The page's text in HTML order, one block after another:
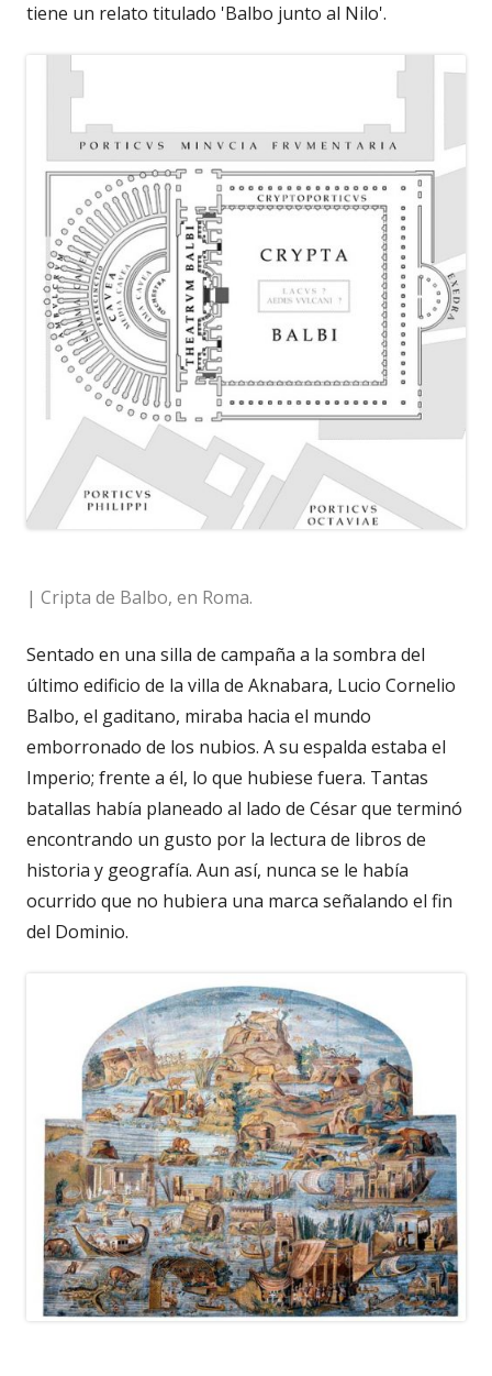
tiene un relato titulado 'Balbo junto al Nilo'.
| Cripta de Balbo, en Roma.
Sentado en una silla de campaña a la sombra del
último edificio de la villa de Aknabara, Lucio Cornelio
Balbo, el gaditano, miraba hacia el mundo
emborronado de los nubios. A su espalda estaba el
Imperio; frente a él, lo que hubiese fuera. Tantas
batallas había planeado al lado de César que terminó
encontrando un gusto por la lectura de libros de
historia y geografía. Aun así, nunca se le había
ocurrido que no hubiera una marca señalando el fin
del Dominio.